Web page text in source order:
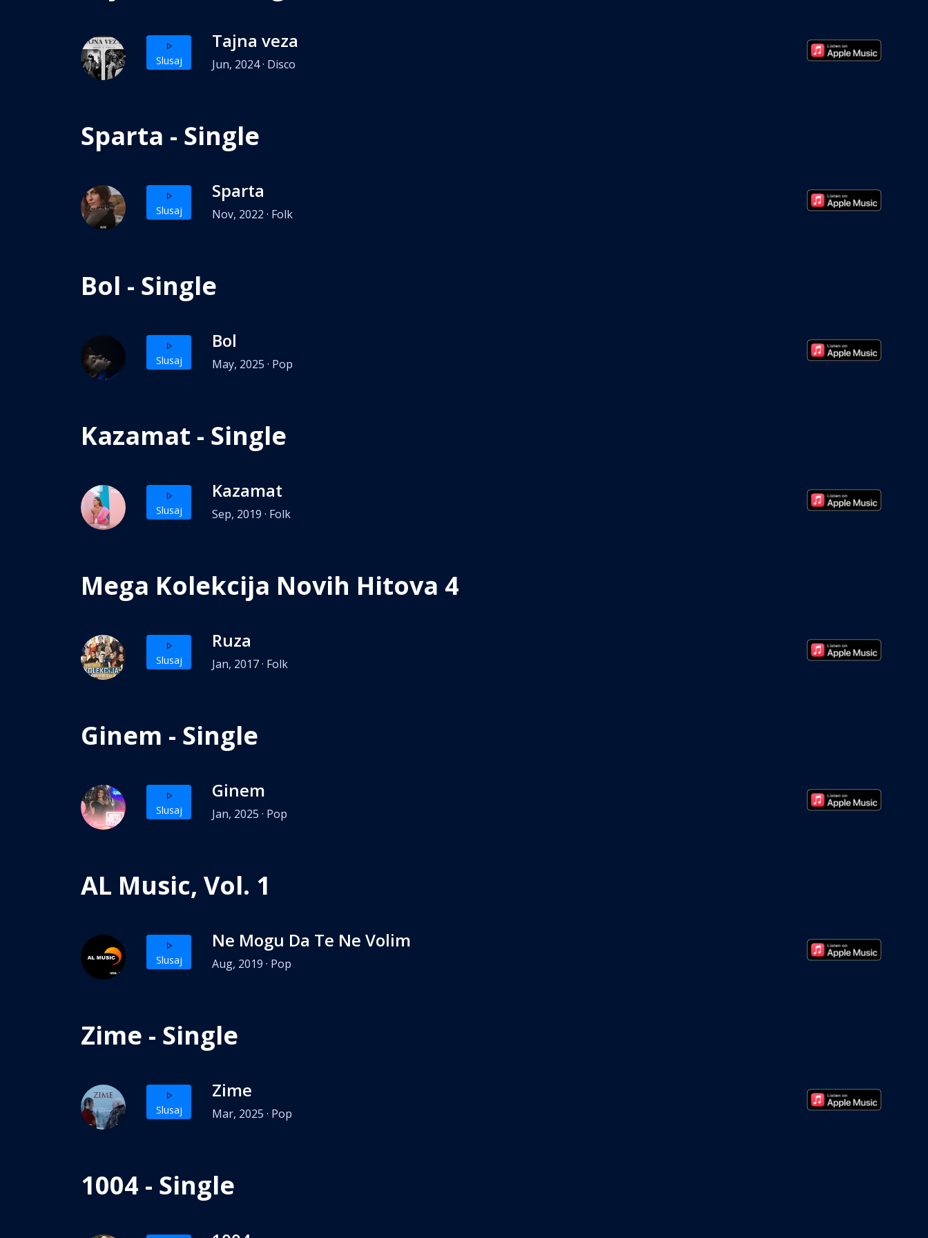
Slusaj
Tajna veza
Jun, 2024 · Disco
Sparta - Single
Slusaj
Sparta
Nov, 2022 · Folk
Bol - Single
Slusaj
Bol
May, 2025 · Pop
Kazamat - Single
Slusaj
Kazamat
Sep, 2019 · Folk
Mega Kolekcija Novih Hitova 4
Slusaj
Ruza
Jan, 2017 · Folk
Ginem - Single
Slusaj
Ginem
Jan, 2025 · Pop
AL Music, Vol. 1
Slusaj
Ne Mogu Da Te Ne Volim
Aug, 2019 · Pop
Zime - Single
Slusaj
Zime
Mar, 2025 · Pop
1004 - Single